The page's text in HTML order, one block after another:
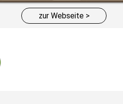
zur Webseite >